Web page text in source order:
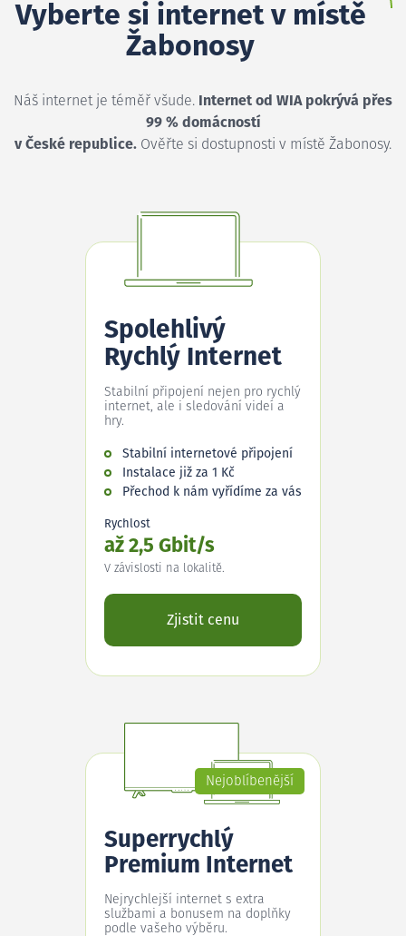
Vyberte si internet v místě
Žabonosy
Náš internet je téměř všude. Internet od WIA pokrývá přes
99 % domácností
v České republice. Ověřte si dostupnosti v místě Žabonosy.
Spolehlivý
Rychlý Internet
Stabilní připojení nejen pro rychlý
internet, ale i sledování videí a
hry.
Stabilní internetové připojení
Instalace již za 1 Kč
Přechod k nám vyřídíme za vás
Rychlost
až 2,5 Gbit/s
V závislosti na lokalitě.
Zjistit cenu
Nejoblíbenější
Superrychlý
Premium Internet
Nejrychlejší internet s extra
službami a bonusem na doplňky
podle vašeho výběru.